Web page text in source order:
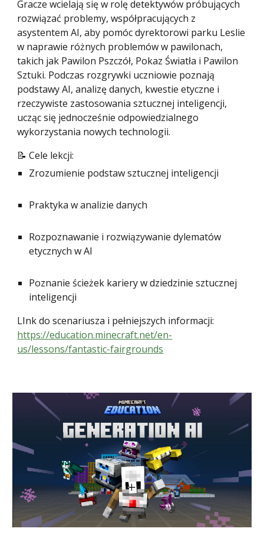
Gracze wcielają się w rolę detektywów próbujących
rozwiązać problemy, współpracujących z
asystentem AI, aby pomóc dyrektorowi parku Leslie
w naprawie różnych problemów w pawilonach,
takich jak Pawilon Pszczół, Pokaz Światła i Pawilon
Sztuki. Podczas rozgrywki uczniowie poznają
podstawy AI, analizę danych, kwestie etyczne i
rzeczywiste zastosowania sztucznej inteligencji,
ucząc się jednocześnie odpowiedzialnego
wykorzystania nowych technologii.
📝 Cele lekcji:
Zrozumienie podstaw sztucznej inteligencji
Praktyka w analizie danych
Rozpoznawanie i rozwiązywanie dylematów
etycznych w AI
Poznanie ścieżek kariery w dziedzinie sztucznej
inteligencji
LInk do scenariusza i pełniejszych informacji:
https://education.minecraft.net/en-
us/lessons/fantastic-fairgrounds